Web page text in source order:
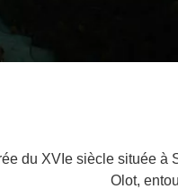
du XVIe siècle située
Olot,